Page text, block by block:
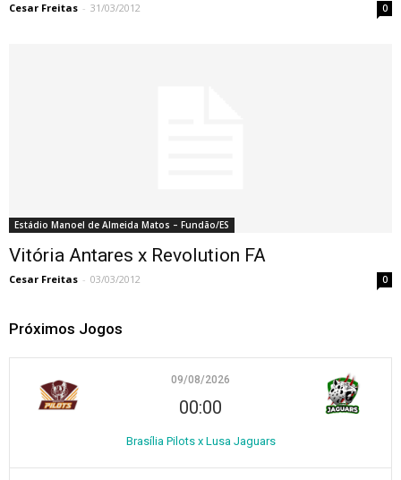
Cesar Freitas - 31/03/2012 0
Estádio Manoel de Almeida Matos – Fundão/ES
Vitória Antares x Revolution FA
Cesar Freitas - 03/03/2012 0
Próximos Jogos
09/08/2026
00:00
Brasília Pilots x Lusa Jaguars